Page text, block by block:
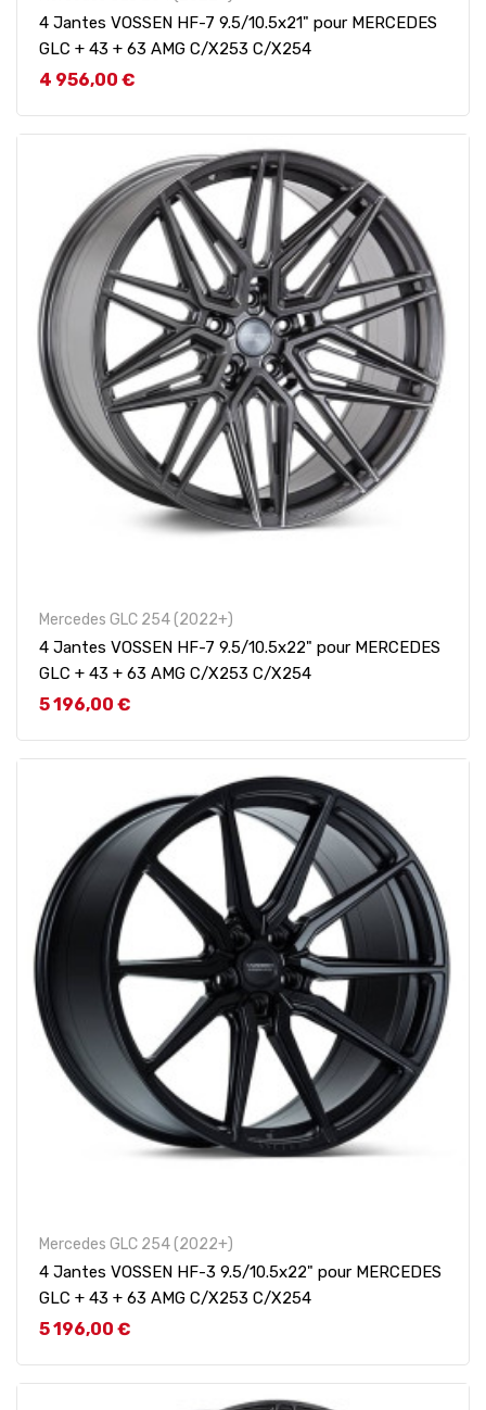
4 Jantes VOSSEN HF-7 9.5/10.5x21" pour MERCEDES
GLC + 43 + 63 AMG C/X253 C/X254
Prix
4 956,00 €
Mercedes GLC 254 (2022+)
4 Jantes VOSSEN HF-7 9.5/10.5x22" pour MERCEDES
GLC + 43 + 63 AMG C/X253 C/X254
Prix
5 196,00 €
Mercedes GLC 254 (2022+)
4 Jantes VOSSEN HF-3 9.5/10.5x22" pour MERCEDES
GLC + 43 + 63 AMG C/X253 C/X254
Prix
5 196,00 €